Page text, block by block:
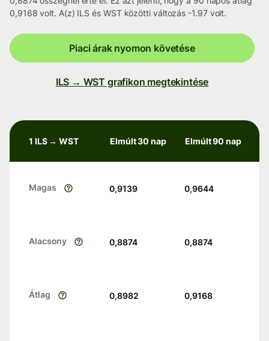
0,9168 volt. A(z) ILS és WST közötti változás -1.97 volt.
Piaci árak nyomon követése
ILS → WST grafikon megtekintése
1 ILS → WST Elmúlt 30 nap Elmúlt 90 nap
Magas 0,9139 0,9644
Alacsony 0,8874 0,8874
Átlag 0,8982 0,9168